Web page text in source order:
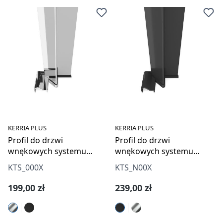
KERRIA PLUS
Profil do drzwi
wnękowych systemu
Kerria Plus
KTS_000X
Cena regularna:
199,00 zł
KERRIA PLUS
Profil do drzwi
wnękowych systemu
Kerria Plus
KTS_N00X
Cena regularna:
239,00 zł